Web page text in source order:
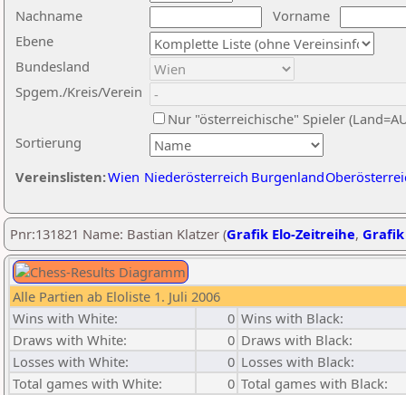
Nachname
Vorname
Ebene
Sortierung
Bundesland
Spgem./Kreis/Verein
Nur "österreichische" Spieler
Vereinslisten:Wien Niederösterreich Burgenland
Pnr:131821 Name: Bastian Klatzer (Grafik Elo-Zeitreihe,
Alle Partien ab Eloliste 1. Juli 2006
Wins with White:
0 Wins with Black:
Draws with White:
0 Draws with Black:
Losses with White:
0 Losses with Black:
Total games with White:
0 Total games with Black: